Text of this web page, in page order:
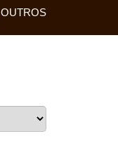
OUTROS